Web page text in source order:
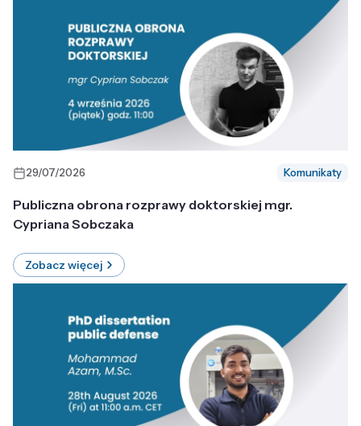
29/07/2026 Komunikaty
Publiczna obrona rozprawy doktorskiej mgr.
Cypriana Sobczaka
Zobacz więcej